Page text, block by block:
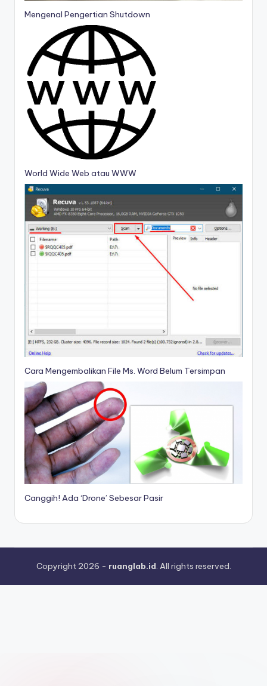
Mengenal Pengertian Shutdown
World Wide Web atau WWW
Cara Mengembalikan File Ms. Word Belum Tersimpan
Canggih! Ada ‘Drone’ Sebesar Pasir
Copyright 2026 - ruanglab.id. All rights reserved.